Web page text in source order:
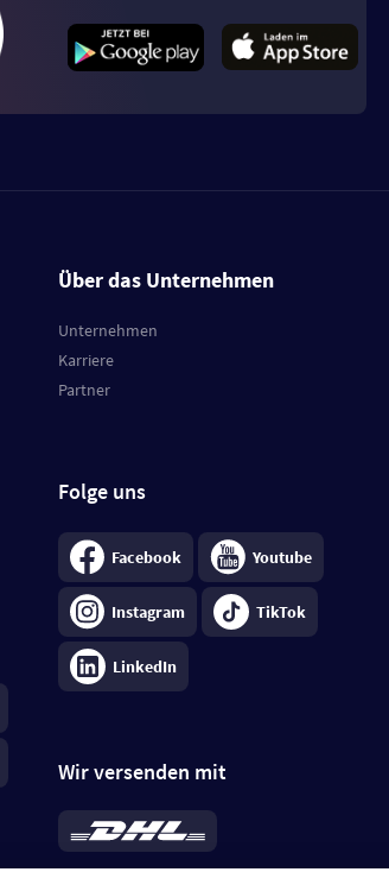
Über das Unternehmen
Unternehmen
Karriere
Partner
Folge uns
Facebook Youtube
Instagram TikTok
LinkedIn
Wir versenden mit
*Standard 6,95 €; bei Kühlware zzgl. 0,99 €